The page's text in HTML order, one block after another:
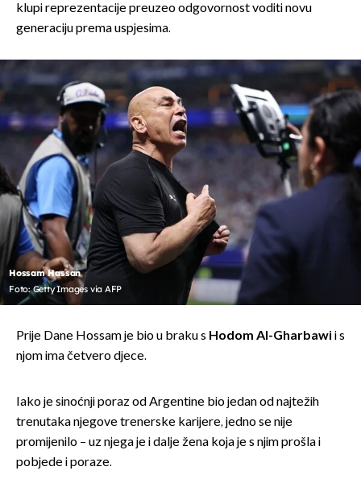
klupi reprezentacije preuzeo odgovornost voditi novu
generaciju prema uspjesima.
Hossam Hassan
Foto: Getty Images via AFP
Prije Dane Hossam je bio u braku s Hodom Al-Gharbawi i s
njom ima četvero djece.
Iako je sinoćnji poraz od Argentine bio jedan od najtežih
trenutaka njegove trenerske karijere, jedno se nije
promijenilo – uz njega je i dalje žena koja je s njim prošla i
pobjede i poraze.